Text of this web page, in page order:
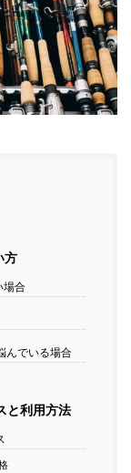
方
場合
んでいる場合
と利用方法